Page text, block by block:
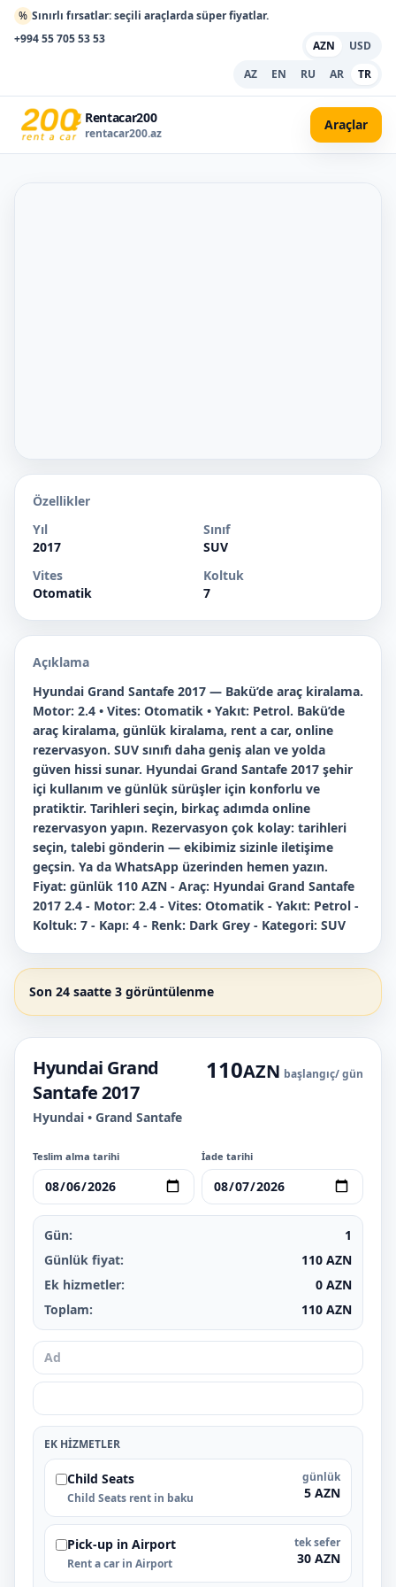
% Sınırlı fırsatlar: seçili araçlarda süper fiyatlar.
+994 55 705 53 53
AZN
USD
AZ
EN RU AR TR
Rentacar200
rentacar200.az
Araçlar
Özellikler
Yıl
2017
Sınıf
SUV
Vites
Otomatik
Koltuk
7
Açıklama
Hyundai Grand Santafe 2017 — Bakü’de araç kiralama.
Motor: 2.4 • Vites: Otomatik • Yakıt: Petrol. Bakü’de
araç kiralama, günlük kiralama, rent a car, online
rezervasyon. SUV sınıfı daha geniş alan ve yolda
güven hissi sunar. Hyundai Grand Santafe 2017 şehir
içi kullanım ve günlük sürüşler için konforlu ve
pratiktir. Tarihleri seçin, birkaç adımda online
rezervasyon yapın. Rezervasyon çok kolay: tarihleri
seçin, talebi gönderin — ekibimiz sizinle iletişime
geçsin. Ya da WhatsApp üzerinden hemen yazın.
Fiyat: günlük 110 AZN - Araç: Hyundai Grand Santafe
2017 2.4 - Motor: 2.4 - Vites: Otomatik - Yakıt: Petrol -
Koltuk: 7 - Kapı: 4 - Renk: Dark Grey - Kategori: SUV
Son 24 saatte 3 görüntülenme
Hyundai Grand
Santafe 2017
Hyundai • Grand Santafe
110AZN başlangıç/ gün
Teslim alma tarihi İade tarihi
Gün:
1
Günlük fiyat:
110 AZN
Ek hizmetler:
0 AZN
Toplam:
110 AZN
EK HIZMETLER
Child Seats
Child Seats rent in baku
günlük
5 AZN
Pick-up in Airport
Rent a car in Airport
tek sefer
30 AZN